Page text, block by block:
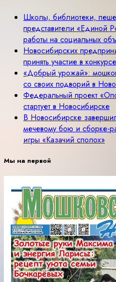
Школы, библиотеки,
представители «Единой
работы на социальных
Новосибирских
принять участие в
«Добрый урожай»:
со своих подворий в
Федеральный проект
стартует в Новосибирске
В Новосибирске
мечевому бою и сборке-
игры «Казачий сполох»
Мы на первой